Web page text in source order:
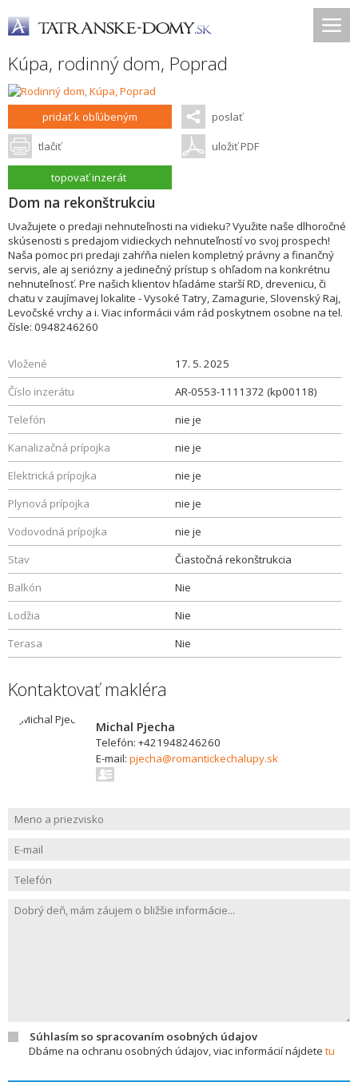
Kúpa, rodinný dom, Poprad
pridať k obľúbeným poslať
tlačiť uložiť PDF
topovať inzerát
Dom na rekonštrukciu
Uvažujete o predaji nehnuteľnosti na vidieku? Využite naše dlhoročné
skúsenosti s predajom vidieckych nehnuteľností vo svoj prospech!
Naša pomoc pri predaji zahŕňa nielen kompletný právny a finančný
servis, ale aj seriózny a jedinečný prístup s ohľadom na konkrétnu
nehnuteľnosť. Pre našich klientov hľadáme starší RD, drevenicu, či
chatu v zaujímavej lokalite - Vysoké Tatry, Zamagurie, Slovenský Raj,
Levočské vrchy a i. Viac informácii vám rád poskytnem osobne na tel.
čísle: 0948246260
Vložené
17. 5. 2025
Číslo inzerátu
AR-0553-1111372 (kp00118)
Telefón
nie je
Kanalizačná prípojka
nie je
Elektrická prípojka
nie je
Plynová prípojka
nie je
Vodovodná prípojka
nie je
Stav
Čiastočná rekonštrukcia
Balkón
Nie
Lodžia
Nie
Terasa
Nie
Kontaktovať makléra
Michal Pjecha
Telefón: +421948246260
E-mail: pjecha@romantickechalupy.sk
Súhlasím so spracovaním osobných údajov
Dbáme na ochranu osobných údajov, viac informácií nájdete tu